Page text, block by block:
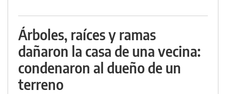
Árboles, raíces y ramas
dañaron la casa de una vecina:
condenaron al dueño de un
terreno